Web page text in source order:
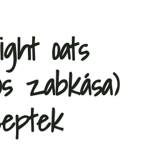
oats
zabkása)